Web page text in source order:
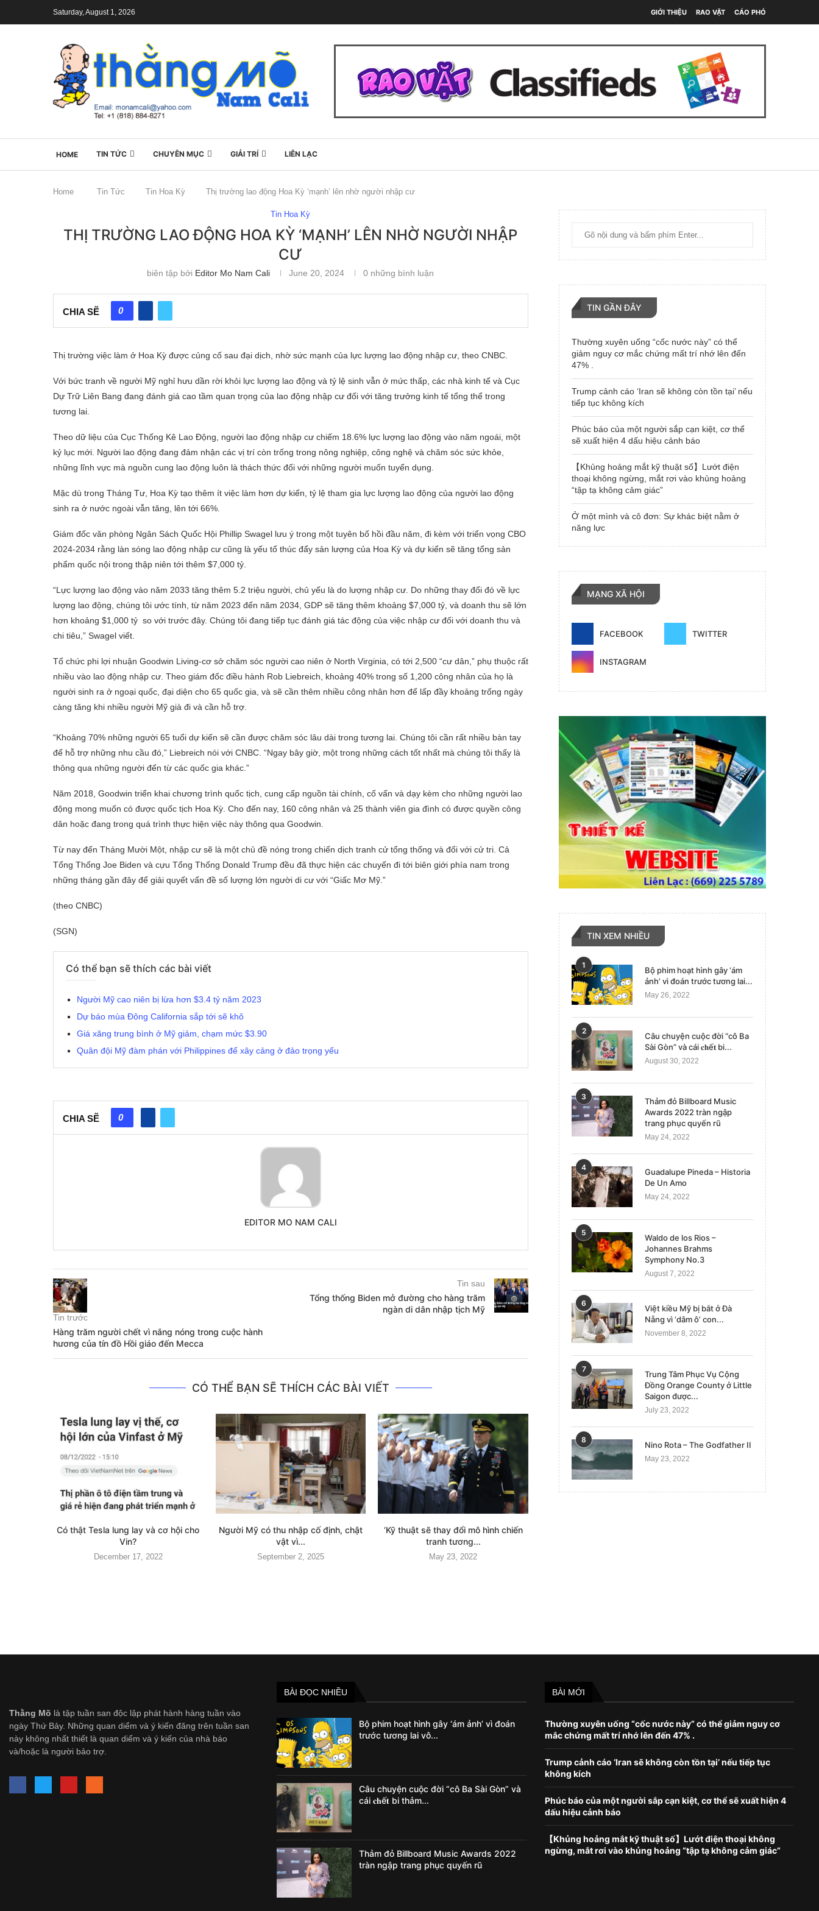
Saturday, August 1, 2026 GIỚI THIỆU RAO VẶT CÁO PHÓ
HOME TIN TỨC CHUYÊN MỤC GIẢI TRÍ LIÊN LẠC
Home Tin Tức Tin Hoa Kỳ Thị trường lao động Hoa Kỳ ‘mạnh’ lên nhờ người nhập cư
Tin Hoa Kỳ
THỊ TRƯỜNG LAO ĐỘNG HOA KỲ ‘MẠNH’ LÊN NHỜ NGƯỜI NHẬP
CƯ
biên tập bởi Editor Mo Nam Cali June 20, 2024 0 những bình luận
CHIA SẼ 0
Thị trường việc làm ở Hoa Kỳ được củng cố sau đại dịch, nhờ sức mạnh của lực lượng lao động nhập cư, theo CNBC.
Với bức tranh về người Mỹ nghỉ hưu dần rời khỏi lực lượng lao động và tỷ lệ sinh vẫn ở mức thấp, các nhà kinh tế và Cục
Dự Trữ Liên Bang đang đánh giá cao tầm quan trọng của lao động nhập cư đối với tăng trưởng kinh tế tổng thể trong
tương lai.
Theo dữ liệu của Cục Thống Kê Lao Động, người lao động nhập cư chiếm 18.6% lực lượng lao động vào năm ngoái, một
kỷ lục mới. Người lao động đang đảm nhận các vị trí còn trống trong nông nghiệp, công nghệ và chăm sóc sức khỏe,
những lĩnh vực mà nguồn cung lao động luôn là thách thức đối với những người muốn tuyển dụng.
Mặc dù trong Tháng Tư, Hoa Kỳ tạo thêm ít việc làm hơn dự kiến, tỷ lệ tham gia lực lượng lao động của người lao động
sinh ra ở nước ngoài vẫn tăng, lên tới 66%.
Giám đốc văn phòng Ngân Sách Quốc Hội Phillip Swagel lưu ý trong một tuyên bố hồi đầu năm, đi kèm với triển vọng CBO
2024-2034 rằng làn sóng lao động nhập cư cũng là yếu tố thúc đẩy sản lượng của Hoa Kỳ và dự kiến sẽ tăng tổng sản
phẩm quốc nội trong thập niên tới thêm $7,000 tỷ.
“Lực lượng lao động vào năm 2033 tăng thêm 5.2 triệu người, chủ yếu là do lượng nhập cư. Do những thay đổi đó về lực
lượng lao động, chúng tôi ước tính, từ năm 2023 đến năm 2034, GDP sẽ tăng thêm khoảng $7,000 tỷ, và doanh thu sẽ lớn
hơn khoảng $1,000 tỷ so với trước đây. Chúng tôi đang tiếp tục đánh giá tác động của việc nhập cư đối với doanh thu và
chi tiêu,” Swagel viết.
Tổ chức phi lợi nhuận Goodwin Living-cơ sở chăm sóc người cao niên ở North Virginia, có tới 2,500 “cư dân,” phụ thuộc rất
nhiều vào lao động nhập cư. Theo giám đốc điều hành Rob Liebreich, khoảng 40% trong số 1,200 công nhân của họ là
người sinh ra ở ngoại quốc, đại diện cho 65 quốc gia, và sẽ cần thêm nhiều công nhân hơn để lấp đầy khoảng trống ngày
càng tăng khi nhiều người Mỹ già đi và cần hỗ trợ.
“Khoảng 70% những người 65 tuổi dự kiến sẽ cần được chăm sóc lâu dài trong tương lai. Chúng tôi cần rất nhiều bàn tay
để hỗ trợ những nhu cầu đó,” Liebreich nói với CNBC. “Ngay bây giờ, một trong những cách tốt nhất mà chúng tôi thấy là
thông qua những người đến từ các quốc gia khác.”
Năm 2018, Goodwin triển khai chương trình quốc tịch, cung cấp nguồn tài chính, cố vấn và dạy kèm cho những người lao
động mong muốn có được quốc tịch Hoa Kỳ. Cho đến nay, 160 công nhân và 25 thành viên gia đình có được quyền công
dân hoặc đang trong quá trình thực hiện việc này thông qua Goodwin.
Từ nay đến Tháng Mười Một, nhập cư sẽ là một chủ đề nóng trong chiến dịch tranh cử tổng thống và đối với cử tri. Cả
Tổng Thống Joe Biden và cựu Tổng Thống Donald Trump đều đã thực hiện các chuyến đi tới biên giới phía nam trong
những tháng gần đây để giải quyết vấn đề số lượng lớn người di cư với “Giấc Mơ Mỹ.”
(theo CNBC)
(SGN)
Có thể bạn sẽ thích các bài viết
Người Mỹ cao niên bị lừa hơn $3.4 tỷ năm 2023
Dự báo mùa Đông California sắp tới sẽ khô
Giá xăng trung bình ở Mỹ giảm, chạm mức $3.90
Quân đội Mỹ đàm phán với Philippines để xây cảng ở đảo trọng yếu
CHIA SẼ 0
EDITOR MO NAM CALI
Tin trước
Hàng trăm người chết vì nắng nóng trong cuộc hành
hương của tín đồ Hồi giáo đến Mecca
Tin sau
Tổng thống Biden mở đường cho hàng trăm
ngàn di dân nhập tịch Mỹ
CÓ THỂ BẠN SẼ THÍCH CÁC BÀI VIẾT
Có thật Tesla lung lay và cơ hội cho
Vin?
December 17, 2022
Người Mỹ có thu nhập cố định, chật
vật vì...
September 2, 2025
‘Kỹ thuật sẽ thay đổi mô hình chiến
tranh tương...
May 23, 2022
TIN GẦN ĐÂY
Thường xuyên uống “cốc nước này” có thể
giảm nguy cơ mắc chứng mất trí nhớ lên đến
47% .
Trump cảnh cáo ‘Iran sẽ không còn tồn tại’ nếu
tiếp tục không kích
Phúc báo của một người sắp cạn kiệt, cơ thể
sẽ xuất hiện 4 dấu hiệu cảnh báo
【Khủng hoảng mắt kỹ thuật số】Lướt điện
thoại không ngừng, mắt rơi vào khủng hoảng
“tập tạ không cảm giác”
Ở một mình và cô đơn: Sự khác biệt nằm ở
năng lực
MẠNG XÃ HỘI
FACEBOOK TWITTER
INSTAGRAM
TIN XEM NHIỀU
1
Bộ phim hoạt hình gây ‘ám
ảnh’ vì đoán trước tương lai...
May 26, 2022
2
Câu chuyện cuộc đời “cô Ba
Sài Gòn” và cái 𝐜𝐡ế𝐭 bi...
August 30, 2022
3
Thảm đỏ Billboard Music
Awards 2022 tràn ngập
trang phục quyến rũ
May 24, 2022
4
Guadalupe Pineda – Historia
De Un Amo
May 24, 2022
5
Waldo de los Rios –
Johannes Brahms
Symphony No.3
August 7, 2022
6
Việt kiều Mỹ bị bắt ở Đà
Nẵng vì ‘dâm ô’ con...
November 8, 2022
7
Trung Tâm Phục Vụ Cộng
Đồng Orange County ở Little
Saigon được...
July 23, 2022
8
Nino Rota – The Godfather II
May 23, 2022
Thằng Mõ là tập tuần san độc lập phát hành hàng tuần vào
ngày Thứ Bảy. Những quan diểm và ý kiến đăng trên tuần san
này không nhất thiết là quan diểm và ý kiến của nhà báo
và/hoặc là người bảo trợ.
BÀI ĐỌC NHIỀU
Bộ phim hoạt hình gây ‘ám ảnh’ vì đoán
trước tương lai vô...
Câu chuyện cuộc đời “cô Ba Sài Gòn” và
cái 𝐜𝐡ế𝐭 bi thảm...
Thảm đỏ Billboard Music Awards 2022
tràn ngập trang phục quyến rũ
BÀI MỚI
Thường xuyên uống “cốc nước này” có thể giảm nguy cơ
mắc chứng mất trí nhớ lên đến 47% .
Trump cảnh cáo ‘Iran sẽ không còn tồn tại’ nếu tiếp tục
không kích
Phúc báo của một người sắp cạn kiệt, cơ thể sẽ xuất hiện 4
dấu hiệu cảnh báo
【Khủng hoảng mắt kỹ thuật số】Lướt điện thoại không
ngừng, mắt rơi vào khủng hoảng “tập tạ không cảm giác”